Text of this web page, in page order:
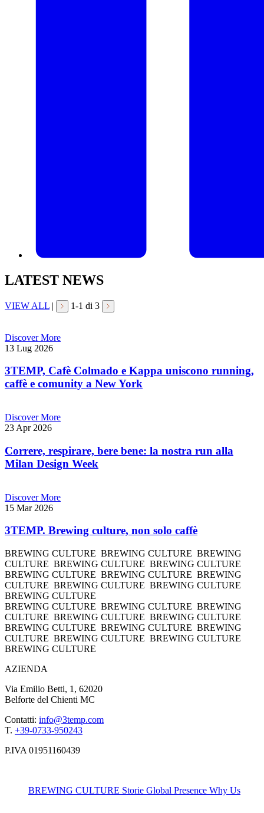
LATEST NEWS
VIEW ALL | 1-1 di 3
Discover More
13 Lug 2026
3TEMP, Cafè Colmado e Kappa uniscono running,
caffè e comunity a New York
Discover More
23 Apr 2026
Correre, respirare, bere bene: la nostra run alla
Milan Design Week
Discover More
15 Mar 2026
3TEMP. Brewing culture, non solo caffè
BREWING CULTURE BREWING CULTURE BREWING
CULTURE BREWING CULTURE BREWING CULTURE
BREWING CULTURE BREWING CULTURE BREWING
CULTURE BREWING CULTURE BREWING CULTURE
BREWING CULTURE
BREWING CULTURE BREWING CULTURE BREWING
CULTURE BREWING CULTURE BREWING CULTURE
BREWING CULTURE BREWING CULTURE BREWING
CULTURE BREWING CULTURE BREWING CULTURE
BREWING CULTURE
AZIENDA
Via Emilio Betti, 1, 62020
Belforte del Chienti MC
Contatti: info@3temp.com
T. +39-0733-950243
P.IVA 01951160439
BREWING CULTURE Storie Global Presence Why Us